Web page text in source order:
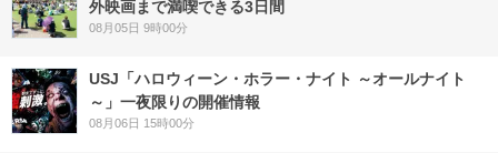
外映画まで満喫できる3日間
08月05日 9時00分
USJ「ハロウィーン・ホラー・ナイト ～オールナイト
～」一夜限りの開催情報
08月06日 15時00分